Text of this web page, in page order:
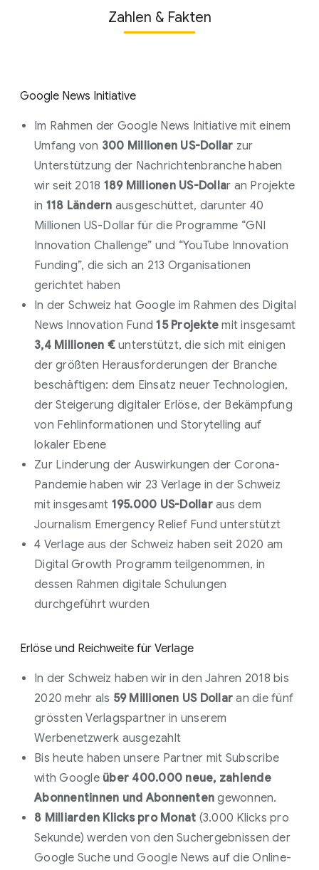
mehr als
1.870 Partner in 36 Ländern unterstützt
Faktencheck-
Schulungen durch die SDA-Keystone
Zahlen & Fakten
Google News Initiative
Im Rahmen der Google News Initiative mit einem
Umfang von 300 Millionen US-Dollar zur
Unterstützung der Nachrichtenbranche haben
wir seit 2018 189 Millionen US-Dollar an Projekte
in 118 Ländern ausgeschüttet, darunter 40
Millionen US-Dollar für die Programme “GNI
Innovation Challenge” und “YouTube Innovation
Funding”, die sich an 213 Organisationen
gerichtet haben
In der Schweiz hat Google im Rahmen des Digital
News Innovation Fund 15 Projekte mit insgesamt
3,4 Millionen €unterstützt, die sich mit einigen
der größten Herausforderungen der Branche
beschäftigen: dem Einsatz neuer Technologien,
der Steigerung digitaler Erlöse, der Bekämpfung
von Fehlinformationen und Storytelling auf
lokaler Ebene
Zur Linderung der Auswirkungen der Corona-
Pandemie haben wir 23 Verlage in der Schweiz
mit insgesamt 195.000 US-Dollaraus dem
Journalism Emergency Relief Fund unterstützt
4 Verlage aus der Schweiz haben seit 2020 am
Digital Growth Programm teilgenommen, in
dessen Rahmen digitale Schulungen
durchgeführt wurden
Erlöse und Reichweite für Verlage
In der Schweiz haben wir in den Jahren 2018 bis
2020 mehr als 59 Millionen US Dollar an die fünf
grössten Verlagspartner in unserem
Werbenetzwerk ausgezahlt
Bis heute haben unsere Partner mit Subscribe
with Google über 400.000 neue, zahlende
Abonnentinnen und Abonnenten gewonnen.
8 Milliarden Klicks pro Monat (3.000 Klicks pro
Sekunde) werden von den Suchergebnissen der
Google Suche und Google News auf die Online-